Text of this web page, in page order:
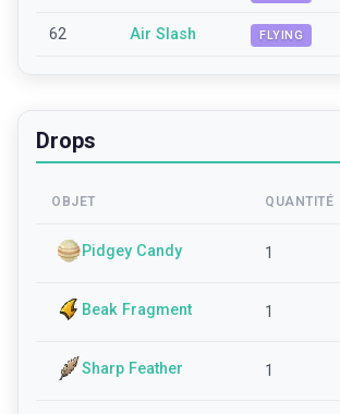
62 Air Slash FLYING
Drops
OBJET QUANTITÉ
Pidgey Candy 1
Beak Fragment 1
Sharp Feather 1